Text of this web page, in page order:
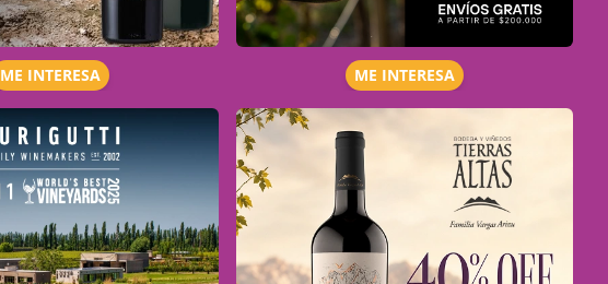
ME INTERESA ME INTERESA